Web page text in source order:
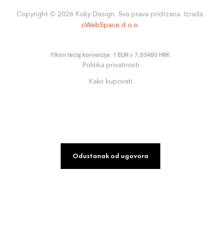
Copyright © 2026Kuky Design. Sva prava pridržana. Izrada:
cWebSpace d.o.o.
Fiksni tečaj konverzije: 1 EUR = 7,53450 HRK
Politika privatnosti
Kako kupovati
Odustanak od ugovora